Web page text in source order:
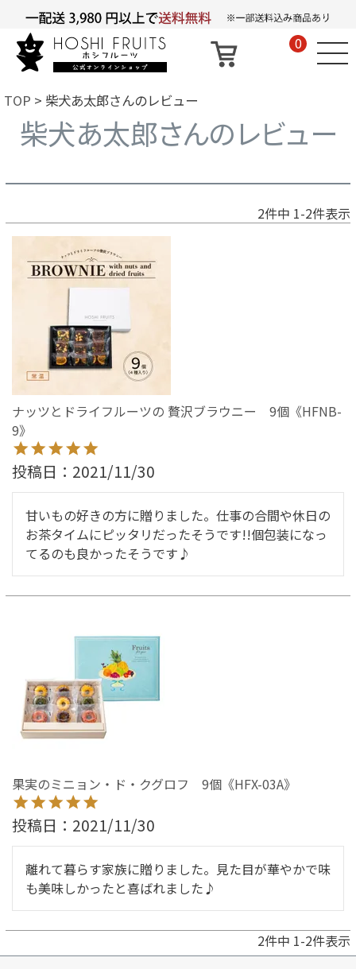
0
TOP 柴犬あ太郎さんのレビュー
柴犬あ太郎さんのレビュー
2件中 1-2件表示
ナッツとドライフルーツの 贅沢ブラウニー 9個《HFNB-
9》
投稿日 2021/11/30
甘いもの好きの方に贈りました。仕事の合間や休日の
お茶タイムにピッタリだったそうです!!個包装になっ
てるのも良かったそうです♪
果実のミニョン・ド・クグロフ 9個《HFX-03A》
投稿日 2021/11/30
離れて暮らす家族に贈りました。見た目が華やかで味
も美味しかったと喜ばれました♪
2件中 1-2件表示